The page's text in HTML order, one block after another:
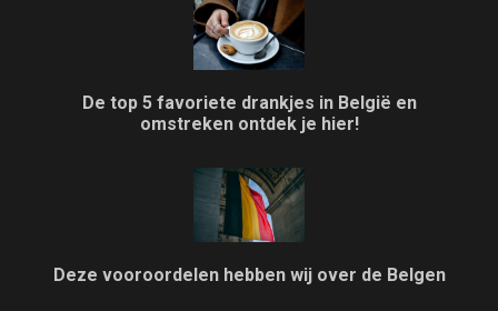
De top 5 favoriete drankjes in België en
omstreken ontdek je hier!
Deze vooroordelen hebben wij over de Belgen